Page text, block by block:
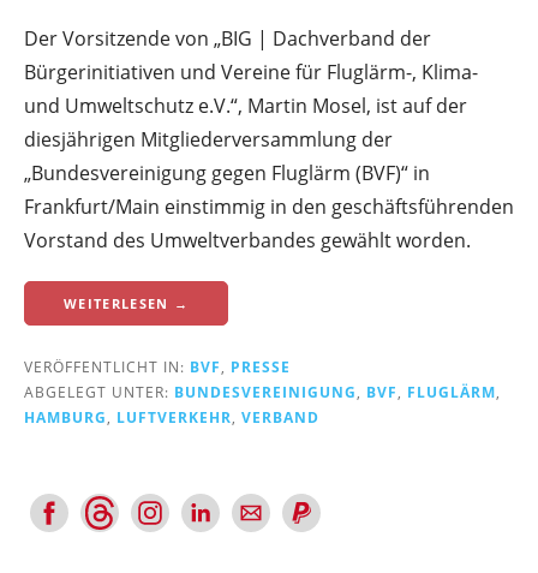
Der Vorsitzende von „BIG | Dachverband der
Bürgerinitiativen und Vereine für Fluglärm-, Klima-
und Umweltschutz e.V.“, Martin Mosel, ist auf der
diesjährigen Mitgliederversammlung der
„Bundesvereinigung gegen Fluglärm (BVF)“ in
Frankfurt/Main einstimmig in den geschäftsführenden
Vorstand des Umweltverbandes gewählt worden.
WEITERLESEN →
VERÖFFENTLICHT IN: BVF
PRESSE
ABGELEGT UNTER: BUNDESVEREINIGUNG BVF FLUGLÄRM
HAMBURG
LUFTVERKEHR VERBAND